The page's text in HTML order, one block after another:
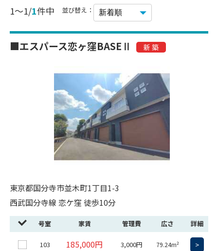
1～1/1件中 並び替え：
■エスパース恋ヶ窪BASEⅡ 新 築
東京都国分寺市並木町1丁目1-3
西武国分寺線 恋ケ窪 徒歩10分
号室 家賃 管理費 広さ 詳細
103 185,000円 3,000円 79.24m² >